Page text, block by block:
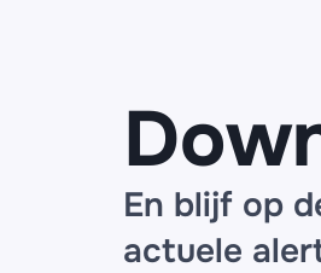
En blijf op
actuele